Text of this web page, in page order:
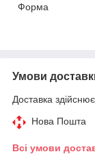
Форма
Умови
Доставка
Нова Пошта
Всі умови